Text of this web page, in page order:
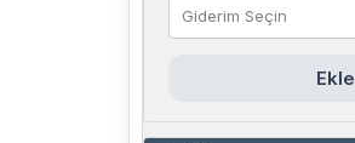
Giderim Seçin
Ekle